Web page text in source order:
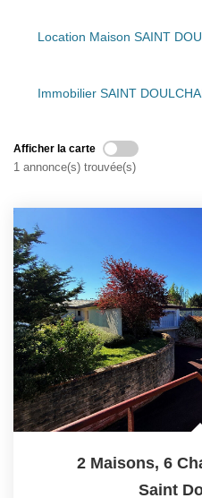
Nous
Avis
Location Maison SAINT
Immobilier SAINT
Afficher la carte
1 annonce(s) trouvée(s)
2 Maisons, 6
Saint